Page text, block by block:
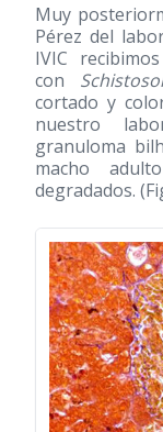
Muy
Pérez del
IVIC
con
cortado y
nuestro
granuloma
macho
degradados.